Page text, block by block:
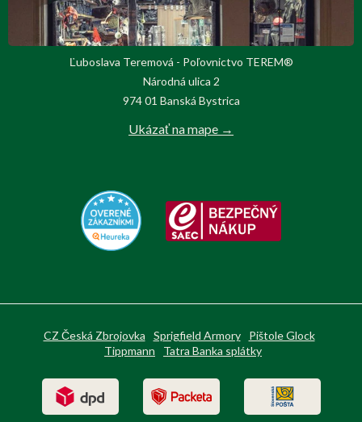
Ľuboslava Teremová - Poľovnictvo TEREM®
Národná ulica 2
974 01 Banská Bystrica
Ukázať na mape →
CZ Česká Zbrojovka Sprigfield Armory
Pištole Glock
Tippmann
Tatra Banka splátky